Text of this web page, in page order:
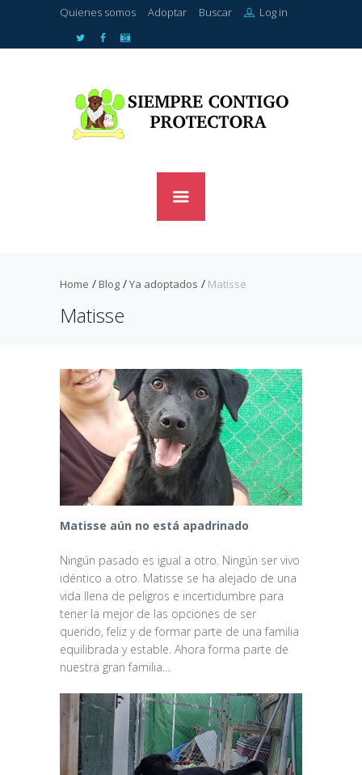
Quienes somos Adoptar Buscar Log in
Home Blog Ya adoptados Matisse
Matisse
Matisse aún no está apadrinado
Ningún pasado es igual a otro. Ningún ser vivo
idéntico a otro. Matisse se ha alejado de una
vida llena de peligros e incertidumbre para
tener la mejor de las opciones de ser
querido, feliz y de formar parte de una familia
equilibrada y estable. Ahora forma parte de
nuestra gran familia…